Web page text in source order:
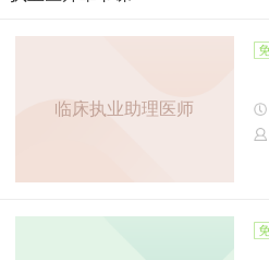
临床执业助理医师